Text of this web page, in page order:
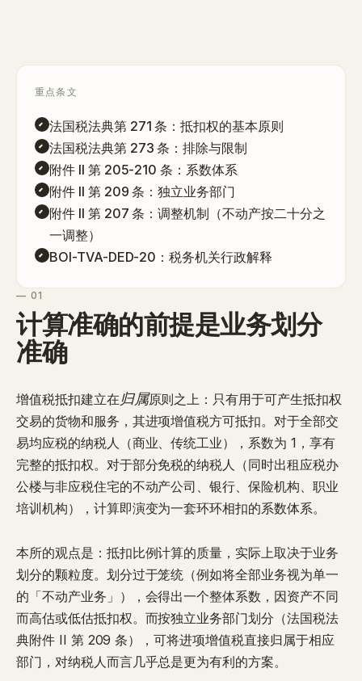
重点条文
法国税法典第 271 条 ：抵扣权的基本原则
法国税法典第 273 条 ：排除与限制
附件 II 第 205-210 条 ：系数体系
附件 II 第 209 条 ：独立业务部门
附件 II 第 207 条 ：调整机制（不动产按二十分之
一调整）
BOI-TVA-DED-20 ：税务机关行政解释
— 01
计算准确的前提是业务划分
准确
增值税抵扣建立在归属原则之上：只有用于可产生抵扣权
交易的货物和服务，其进项增值税方可抵扣。对于全部交
易均应税的纳税人（商业、传统工业），系数为 1，享有
完整的抵扣权。对于部分免税的纳税人（同时出租应税办
公楼与非应税住宅的不动产公司、银行、保险机构、职业
培训机构），计算即演变为一套环环相扣的系数体系。
本所的观点是：抵扣比例计算的质量，实际上取决于业务
划分的颗粒度。划分过于笼统（例如将全部业务视为单一
的「不动产业务」），会得出一个整体系数，因资产不同
而高估或低估抵扣权。而按独立业务部门划分（法国税法
典附件 II 第 209 条），可将进项增值税直接归属于相应
部门，对纳税人而言几乎总是更为有利的方案。